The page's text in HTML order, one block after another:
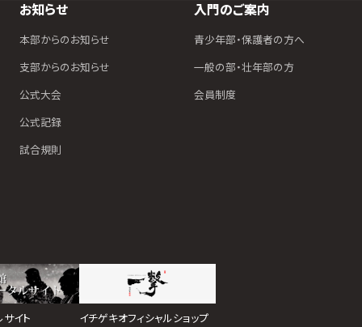
お知らせ
本部からのお知らせ
支部からのお知らせ
公式大会
公式記録
試合規則
入門のご案内
青少年部・保護者の方へ
一般の部・壮年部の方
会員制度
イト イチゲキオフィシャルショップ